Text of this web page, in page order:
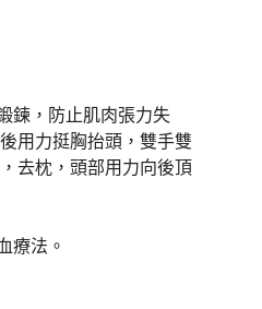
鍊，防止肌肉張力失
用力挺胸抬頭，雙手雙
去枕，頭部用力向後頂
療法。